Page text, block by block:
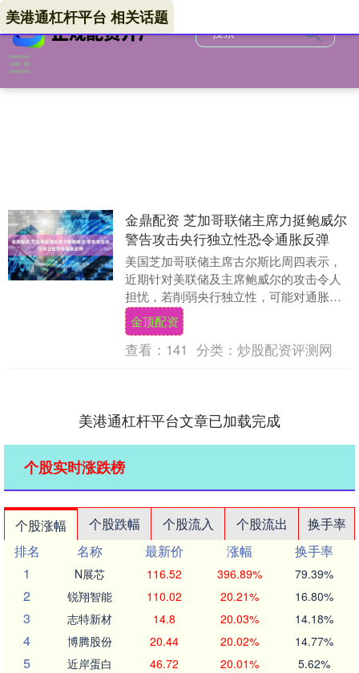
美港通杠杆平台 相关话题
金鼎配资 芝加哥联储主席力挺鲍威尔
警告攻击央行独立性恐令通胀反弹
美国芝加哥联储主席古尔斯比周四表示，
近期针对美联储及主席鲍威尔的攻击令人
担忧，若削弱央行独立性，可能对通胀前
景造成不利影响。他还指出，鉴于有充分
迹象显示就业市场....
金顶配资
查看： 141 分类： 炒股配资评测网
美港通杠杆平台文章已加载完成
个股实时涨跌榜
个股涨幅 个股跌幅 个股流入 个股流出
换手率
排名
名称 最新价 涨幅
换手率
1
N展芯 116.52 396.89% 79.39%
2 锐翔智能 110.02 20.21% 16.80%
3 志特新材 14.8 20.03% 14.18%
4 博腾股份 20.44 20.02% 14.77%
5 近岸蛋白 46.72 20.01% 5.62%